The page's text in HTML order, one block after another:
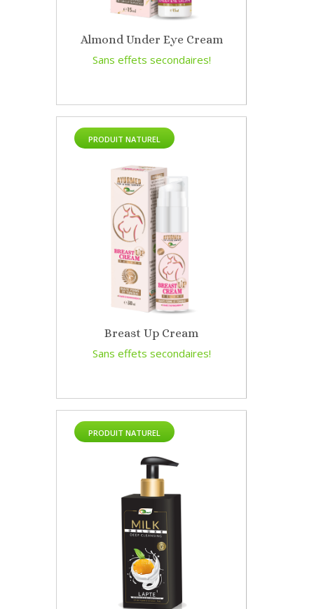
Almond Under Eye Cream
Sans effets secondaires!
PRODUIT NATUREL
Breast Up Cream
Sans effets secondaires!
PRODUIT NATUREL